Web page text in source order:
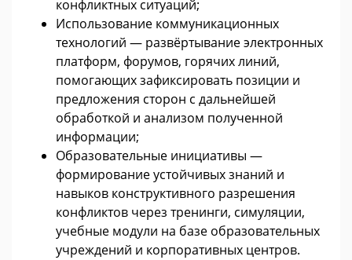
конфликтных ситуаций;
Использование коммуникационных
технологий — развёртывание электронных
платформ, форумов, горячих линий,
помогающих зафиксировать позиции и
предложения сторон с дальнейшей
обработкой и анализом полученной
информации;
Образовательные инициативы —
формирование устойчивых знаний и
навыков конструктивного разрешения
конфликтов через тренинги, симуляции,
учебные модули на базе образовательных
учреждений и корпоративных центров.